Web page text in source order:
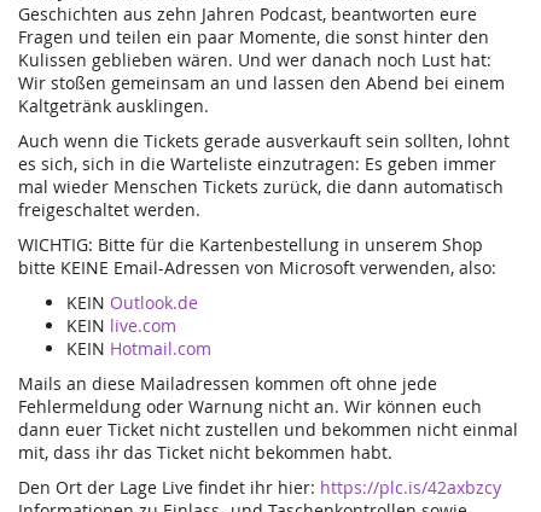
Geschichten aus zehn Jahren Podcast, beantworten eure
Fragen und teilen ein paar Momente, die sonst hinter den
Kulissen geblieben wären. Und wer danach noch Lust hat:
Wir stoßen gemeinsam an und lassen den Abend bei einem
Kaltgetränk ausklingen.
Auch wenn die Tickets gerade ausverkauft sein sollten, lohnt
es sich, sich in die Warteliste einzutragen: Es geben immer
mal wieder Menschen Tickets zurück, die dann automatisch
freigeschaltet werden.
WICHTIG: Bitte für die Kartenbestellung in unserem Shop
bitte KEINE Email-Adressen von Microsoft verwenden, also:
KEIN Outlook.de
KEIN live.com
KEIN Hotmail.com
Mails an diese Mailadressen kommen oft ohne jede
Fehlermeldung oder Warnung nicht an. Wir können euch
dann euer Ticket nicht zustellen und bekommen nicht einmal
mit, dass ihr das Ticket nicht bekommen habt.
Den Ort der Lage Live findet ihr hier: https://plc.is/42axbzcy